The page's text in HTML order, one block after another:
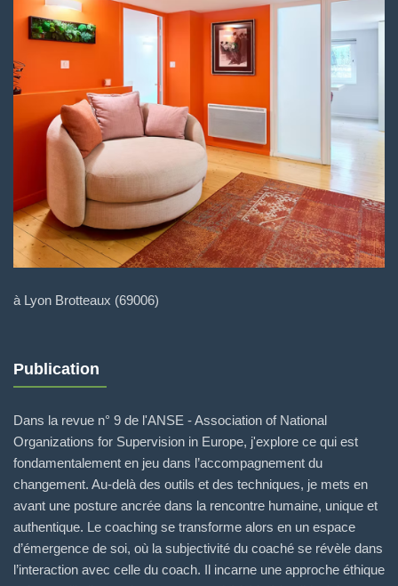
à Lyon Brotteaux (69006)
Publication
Dans la revue n° 9 de l'ANSE - Association of National
Organizations for Supervision in Europe, j'explore ce qui est
fondamentalement en jeu dans l’accompagnement du
changement. Au-delà des outils et des techniques, je mets en
avant une posture ancrée dans la rencontre humaine, unique et
authentique. Le coaching se transforme alors en un espace
d’émergence de soi, où la subjectivité du coaché se révèle dans
l’interaction avec celle du coach. Il incarne une approche éthique